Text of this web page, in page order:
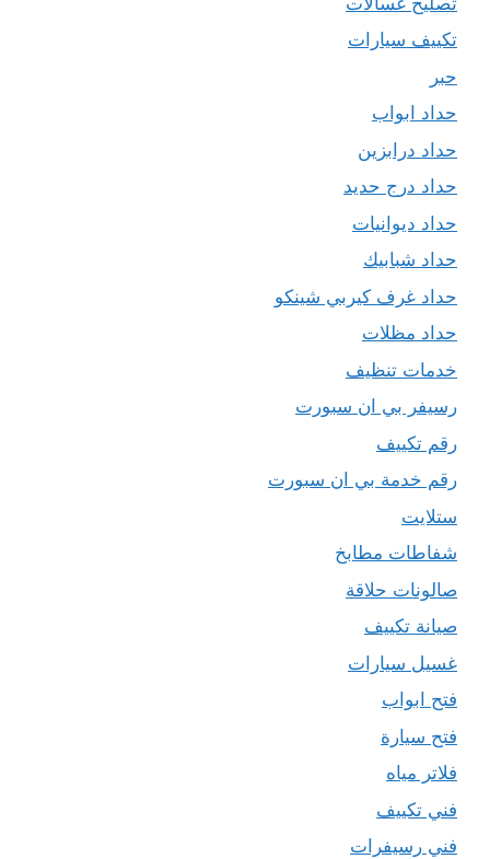
تكييف سيارات
حبر
حداد ابواب
حداد درابزين
حداد درج حديد
حداد ديوانيات
حداد شبابيك
حداد غرف كيربي شينكو
حداد مظلات
خدمات تنظيف
رسيفر بي ان سبورت
رقم تكييف
رقم خدمة بي ان سبورت
ستلايت
شفاطات مطابخ
صالونات حلاقة
صيانة تكييف
غسيل سيارات
فتح ابواب
فتح سيارة
فلاتر مياه
فني تكييف
فني رسيفرات